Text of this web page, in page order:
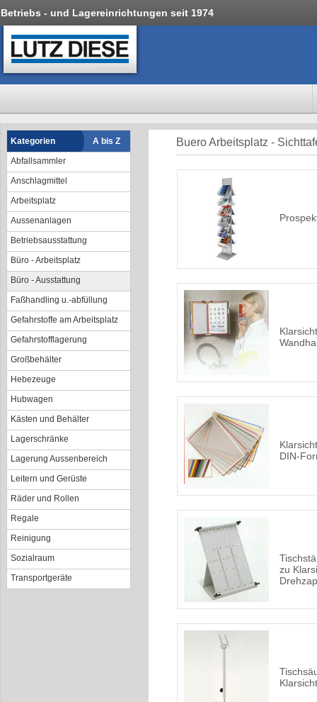
Betriebs - und Lagereinrichtungen seit 1974
Kategorien
A bis Z
Abfallsammler
Anschlagmittel
Arbeitsplatz
Aussenanlagen
Betriebsausstattung
Büro - Arbeitsplatz
Büro - Ausstattung
Faßhandling u.-abfüllung
Gefahrstoffe am Arbeitsplatz
Gefahrstofflagerung
Großbehälter
Hebezeuge
Hubwagen
Kästen und Behälter
Lagerschränke
Lagerung Aussenbereich
Leitern und Gerüste
Räder und Rollen
Regale
Reinigung
Sozialraum
Transportgeräte
Buero Arbeitsplatz -
DIN-
zu